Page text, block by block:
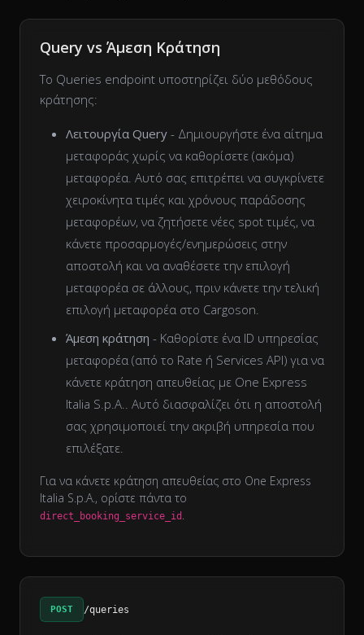
Query vs Άμεση Κράτηση
Το Queries endpoint υποστηρίζει δύο μεθόδους
κράτησης:
Λειτουργία Query - Δημιουργήστε ένα αίτημα
μεταφοράς χωρίς να καθορίσετε (ακόμα)
μεταφορέα. Αυτό σας επιτρέπει να συγκρίνετε
χειροκίνητα τιμές και χρόνους παράδοσης
μεταφορέων, να ζητήσετε νέες spot τιμές, να
κάνετε προσαρμογές/ενημερώσεις στην
αποστολή και να αναθέσετε την επιλογή
μεταφορέα σε άλλους, πριν κάνετε την τελική
επιλογή μεταφορέα στο Cargoson.
Άμεση κράτηση - Καθορίστε ένα ID υπηρεσίας
μεταφορέα (από το Rate ή Services API) για να
κάνετε κράτηση απευθείας με One Express
Italia S.p.A.. Αυτό διασφαλίζει ότι η αποστολή
σας χρησιμοποιεί την ακριβή υπηρεσία που
επιλέξατε.
Για να κάνετε κράτηση απευθείας στο One Express
Italia S.p.A., ορίστε πάντα το
direct_booking_service_id .
POST /queries